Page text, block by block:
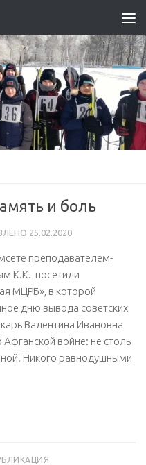
и боль
25.02.2020
преподавателем-
К.К. посетили
МЦРБ», в которой
дню вывода советских
Валентина Ивановна
войне: не столь
Никого равнодушными